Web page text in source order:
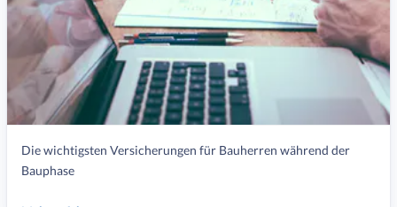
Die wichtigsten Versicherungen für Bauherren während der
Bauphase